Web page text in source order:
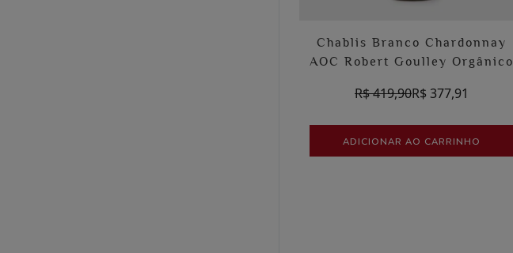
Chablis Branco Chardonnay
AOC Robert Goulley Orgânico
R$ 419,90R$ 377,91
ADICIONAR AO CARRINHO